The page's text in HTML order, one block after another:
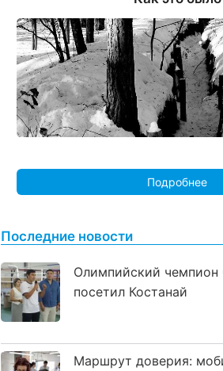
Подробнее
Последние новости
Олимпийский чемпион
посетил Костанай
Маршрут доверия: